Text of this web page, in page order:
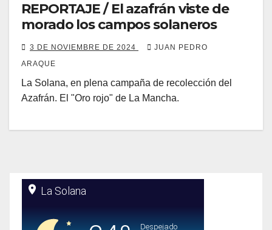
REPORTAJE / El azafrán viste de
morado los campos solaneros
3 DE NOVIEMBRE DE 2024
JUAN PEDRO
ARAQUE
La Solana, en plena campaña de recolección del
Azafrán. El "Oro rojo" de La Mancha.